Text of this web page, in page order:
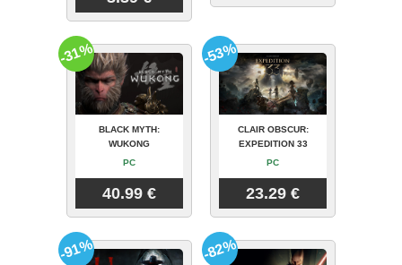
BLACK MYTH:
WUKONG
PC
40.99 €
-31%
CLAIR OBSCUR:
EXPEDITION 33
PC
23.29 €
-53%
-91% -82%